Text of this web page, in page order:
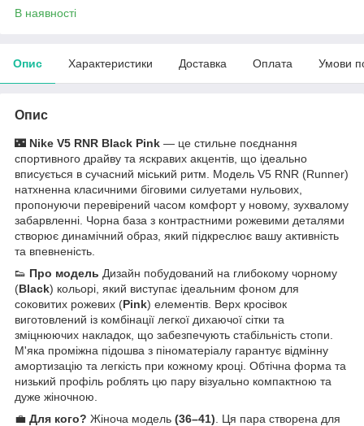
В наявності
Опис Характеристики Доставка Оплата Умови
Опис
🌃 Nike V5 RNR Black Pink — це стильне поєднання
спортивного драйву та яскравих акцентів, що ідеально
вписується в сучасний міський ритм. Модель V5 RNR (Runner)
натхненна класичними біговими силуетами нульових,
пропонуючи перевірений часом комфорт у новому, зухвалому
забарвленні. Чорна база з контрастними рожевими деталями
створює динамічний образ, який підкреслює вашу активність
та впевненість.
👟 Про модель Дизайн побудований на глибокому чорному
(Black) кольорі, який виступає ідеальним фоном для
соковитих рожевих (Pink) елементів. Верх кросівок
виготовлений із комбінації легкої дихаючої сітки та
зміцнюючих накладок, що забезпечують стабільність стопи.
М'яка проміжна підошва з піноматеріалу гарантує відмінну
амортизацію та легкість при кожному кроці. Обтічна форма та
низький профіль роблять цю пару візуально компактною та
дуже жіночною.
💼 Для кого? Жіноча модель (36–41) . Ця пара створена для